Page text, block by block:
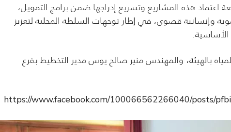
هذه المشاريع وتسريع إدراجها ضمن برامج التمويل،
وإنسانية قصوى، في إطار توجهات السلطة المحلية لتعزيز
بالهيئة، والمهندس منير صالح يوس مدير التخطيط بفرع
https://www.facebook.com/100066562266040/posts/